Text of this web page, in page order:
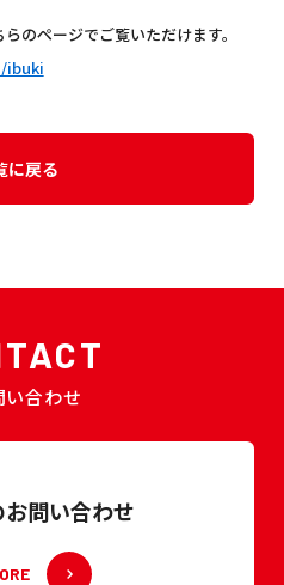
のページでご覧いただけます。
ibuki
に戻る
い合わせ
問い合わせ